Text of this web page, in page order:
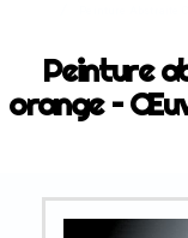
Peinture
orange –